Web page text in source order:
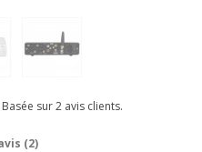
Basée sur2 avis clients.
(2)